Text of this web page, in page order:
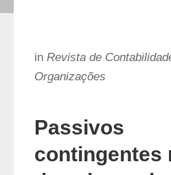
in Revista de
Organizações
Passivos
contingentes